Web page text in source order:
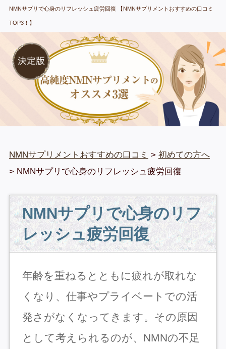
NMNサプリで心身のリフレッシュ疲労回復 【NMNサプリメントおすすめの口コミ
TOP3！】
NMNサプリメントおすすめの口コミ > 初めての方へ
> NMNサプリで心身のリフレッシュ疲労回復
NMNサプリで心身のリフ
レッシュ疲労回復
年齢を重ねるとともに疲れが取れな
くなり、仕事やプライベートでの活
発さがなくなってきます。その原因
として考えられるのが、NMNの不足